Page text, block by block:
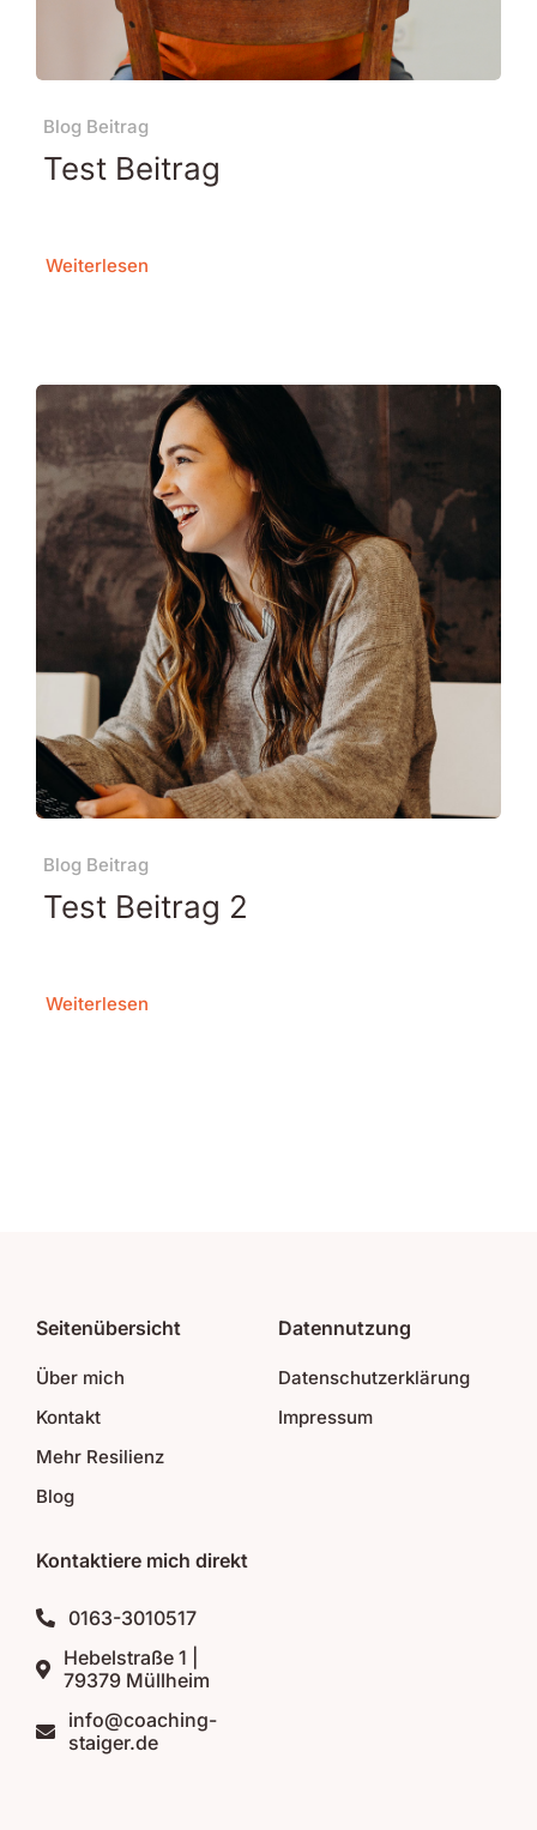
Blog Beitrag
Test Beitrag
Weiterlesen
Blog Beitrag
Test Beitrag 2
Weiterlesen
Seitenübersicht
Über mich
Kontakt
Mehr Resilienz
Blog
Datennutzung
Datenschutzerklärung
Impressum
Kontaktiere mich direkt
0163-3010517
Hebelstraße 1 |
79379 Müllheim
info@coaching-
staiger.de